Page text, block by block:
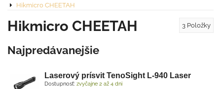
Hikmicro CHEETAH
Hikmicro CHEETAH 3 Položky
Najpredávanejšie
Laserový prísvit TenoSight L-940 Laser
Dostupnosť: zvyčajne 2 až 4 dni